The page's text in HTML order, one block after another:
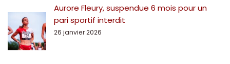
Aurore Fleury, suspendue 6 mois pour un
pari sportif interdit
26 janvier 2026